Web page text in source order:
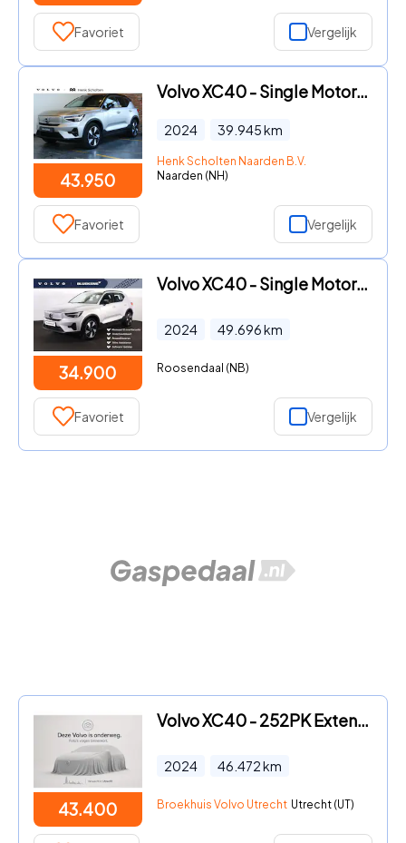
Favoriet Vergelijk
43.950
Volvo XC40 - Single Motor Extended Range Ultimate 82 kWh | 97% SOH | Semi
2024 39.945km
Henk Scholten Naarden B.V.
Naarden (NH)
Favoriet Vergelijk
34.900
Volvo XC40 - Single Motor Essential 69 kWh - Climate Control - Parkeersen
2024 49.696km
Roosendaal (NB)
Favoriet Vergelijk
43.400
Volvo XC40 - 252PK Extended Range 82 kWh Ultimate | Privacy glas | all se
2024 46.472km
Broekhuis Volvo Utrecht Utrecht (UT)